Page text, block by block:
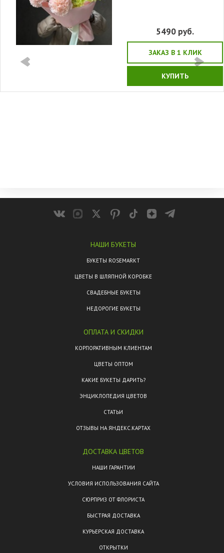
5490 руб.
ЗАКАЗ В 1 КЛИК
КУПИТЬ
НАШИ БУКЕТЫ
БУКЕТЫ ROSEMARKT
ЦВЕТЫ В ШЛЯПНОЙ КОРОБКЕ
СВАДЕБНЫЕ БУКЕТЫ
НЕДОРОГИЕ БУКЕТЫ
ОПЛАТА И СКИДКИ
КОРПОРАТИВНЫМ КЛИЕНТАМ
ЦВЕТЫ ОПТОМ
КАКИЕ БУКЕТЫ ДАРИТЬ?
ЭНЦИКЛОПЕДИЯ ЦВЕТОВ
СТАТЬИ
ОТЗЫВЫ НА ЯНДЕКС.КАРТАХ
ДОСТАВКА ЦВЕТОВ
НАШИ ГАРАНТИИ
УСЛОВИЯ ИСПОЛЬЗОВАНИЯ САЙТА
СЮРПРИЗ ОТ ФЛОРИСТА
БЫСТРАЯ ДОСТАВКА
КУРЬЕРСКАЯ ДОСТАВКА
ОТКРЫТКИ